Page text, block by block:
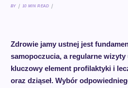
BY 10 MIN READ
Zdrowie jamy ustnej jest
samopoczucia, a regularne
kluczowy element profilaktyki i
oraz dziąseł. Wybór